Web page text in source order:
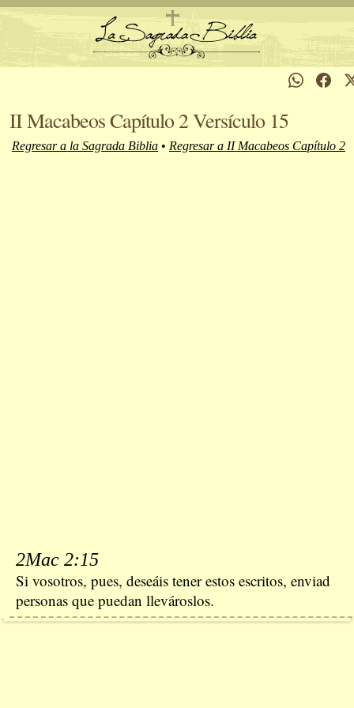
II Macabeos Capítulo 2 Versículo 15
Regresar a la Sagrada Biblia • Regresar a II Macabeos Capítulo 2
2Mac 2:15
Si vosotros, pues, deseáis tener estos escritos, enviad
personas que puedan llevároslos.